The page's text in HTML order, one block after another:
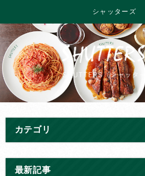
シャッターズ
カテゴリ
最新記事